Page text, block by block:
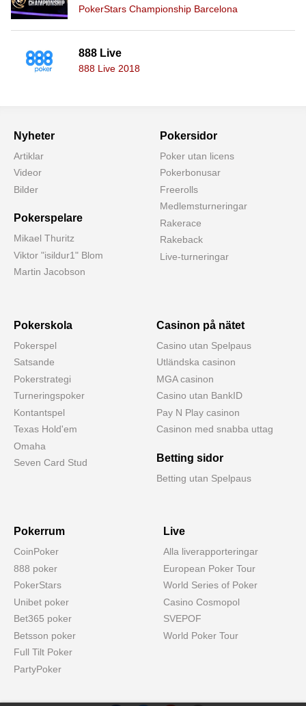
PokerStars Championship Barcelona
888 Live
888 Live 2018
Nyheter
Artiklar
Videor
Bilder
Pokerspelare
Mikael Thuritz
Viktor "isildur1" Blom
Martin Jacobson
Pokersidor
Poker utan licens
Pokerbonusar
Freerolls
Medlemsturneringar
Rakerace
Rakeback
Live-turneringar
Pokerskola
Pokerspel
Satsande
Pokerstrategi
Turneringspoker
Kontantspel
Texas Hold'em
Omaha
Seven Card Stud
Casinon på nätet
Casino utan Spelpaus
Utländska casinon
MGA casinon
Casino utan BankID
Pay N Play casinon
Casinon med snabba uttag
Betting sidor
Betting utan Spelpaus
Pokerrum
CoinPoker
888 poker
PokerStars
Unibet poker
Bet365 poker
Betsson poker
Full Tilt Poker
PartyPoker
Live
Alla liverapporteringar
European Poker Tour
World Series of Poker
Casino Cosmopol
SVEPOF
World Poker Tour